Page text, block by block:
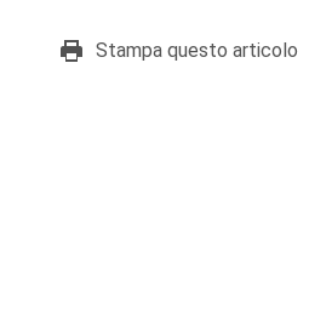
Stampa questo articolo